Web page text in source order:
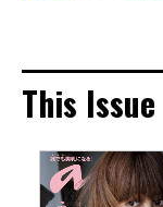
This Issue